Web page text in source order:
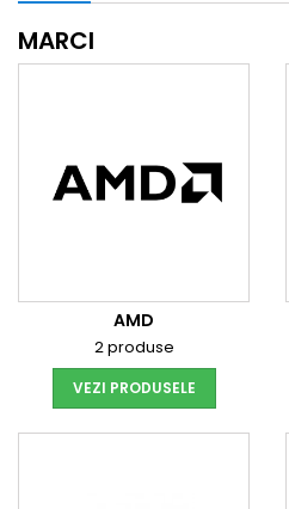
MARCI
AMD
2 produse
VEZI PRODUSELE